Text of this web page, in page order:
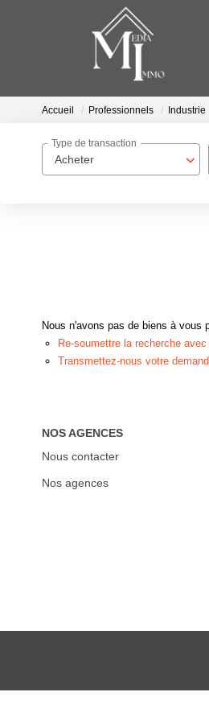
Accueil Professionnels Industrie
Acheter
Type de transaction
Nous n'avons pas de biens à vous
Re-soumettre la recherche avec
Transmettez-nous votre
NOS AGENCES
Nous contacter
Nos agences